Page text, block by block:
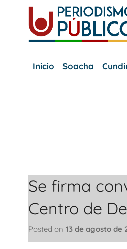
content
Noticias
Inicio
Soacha
Se firma
Centro de
Posted on 13 de agosto de